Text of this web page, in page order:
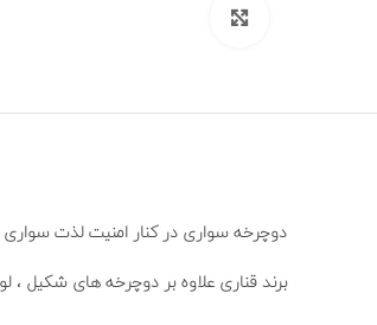
دوچرخه سواری در کنار امنیت لذت
برند قناری علاوه بر دوچرخه های شکیل ،